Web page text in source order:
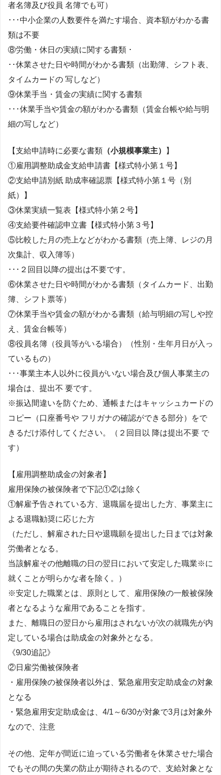
者名簿及び役員 名簿でも可）
･･･中小企業の人数要件を満たす場合、資本額がわかる書
類は不要
⑧労働・休日の実績に関する書類 ･
･･休業させた日や時間がわかる書類（出勤簿、シフト表、
タイムカードの 写しなど）
⑨休業手当・賃金の実績に関する書類
･･･休業手当や賃金の額がわかる書類（賃金台帳や給与明
細の写しなど）
【支給申請時に必要な書類 （小規模事業主）
】
①雇用調整助成金支給申請書【様式特小第１号】
②支給申請別紙 助成率確認票【様式特小第１号（別
紙）】
③休業実績一覧表【様式特小第２号】
④支給要件確認申立書【様式特小第３号】
⑤比較した月の売上などがわかる書類（売上簿、レジの月
次集計、収入簿等）
･･･２回目以降の提出は不要です。
⑥休業させた日や時間がわかる書類（タイムカード、出勤
簿、シフト票等）
⑦休業手当や賃金の額がわかる書類（給与明細の写しや控
え、賃金台帳等）
⑧役員名簿（役員等がいる場合）（性別・生年月日が入っ
ているもの）
･･･事業主本人以外に役員がいない場合及び個人事業主の
場合は、提出不 要です。
※振込間違いを防ぐため、通帳またはキャッシュカードの
コピー（口座番号や フリガナの確認ができる部分）をで
きるだけ添付してください。（２回目以 降は提出不要 で
す）
【雇用調整助成金の対象者】
雇用保険の被保険者で下記①②は除く
①解雇予告されている方、退職届を提出した方、事業主に
よる退職勧奨に応じた方
（ただし、解雇された日や退職願を提出した日までは対象
労働者となる。
当該解雇その他離職の日の翌日において安定した職業※に
就くことが明らかな者を除く。）
※安定した職業とは、原則として、雇用保険の一般被保険
者となるような雇用であることを指す。
また、離職日の翌日から雇用はされないが次の就職先が内
定している場合は助成金の対象外となる。
《9/30追記》
②日雇労働被保険者
・雇用保険の被保険者以外は、緊急雇用安定助成金の対象
となる
・緊急雇用安定助成金は、4/1～6/30が対象で3月は対象外
なので、注意
その他、定年が間近に迫っている労働者を休業させた場合
でもその間の失業の防止が期待されるので、支給対象とな